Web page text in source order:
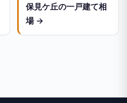
保見ケ丘の一戸建て相
場 →